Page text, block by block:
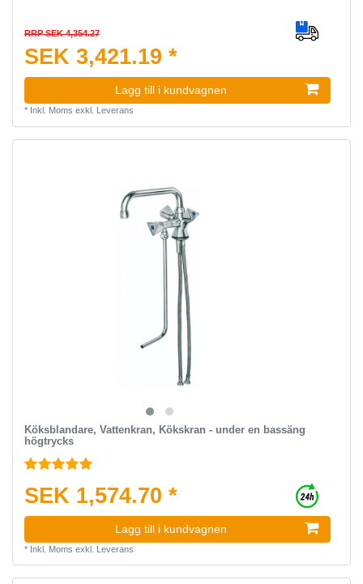
RRP SEK 4,354.27
SEK 3,421.19 *
Lagg till i kundvagnen
* Inkl. Moms exkl. Leverans
Köksblandare, Vattenkran, Kökskran - under en bassäng
högtrycks
SEK 1,574.70 *
Lagg till i kundvagnen
* Inkl. Moms exkl. Leverans